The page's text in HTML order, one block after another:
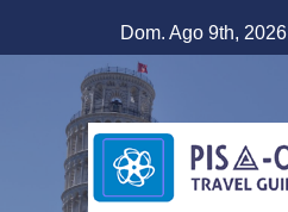
al
contenuto
Dom. Ago 9th, 2026